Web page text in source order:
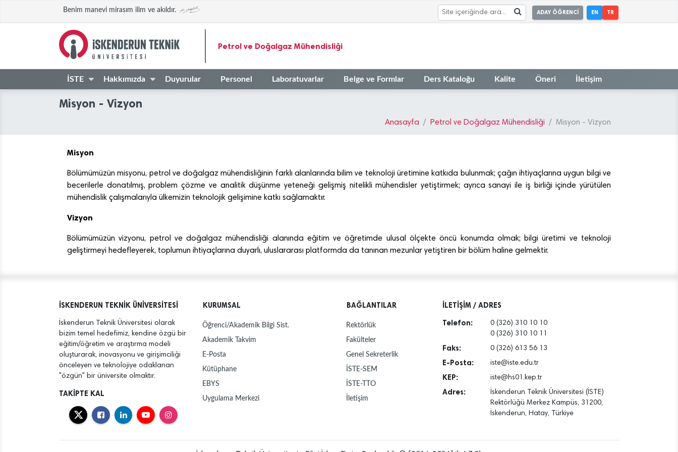
Benim manevi mirasım ilim ve akıldır. ADAY ÖĞRENCİ EN TR
Petrol ve Doğalgaz Mühendisliği
İSTE Hakkımızda Duyurular Personel Laboratuvarlar Belge ve Formlar Ders Kataloğu Kalite Öneri İletişim
Misyon - Vizyon
Anasayfa Petrol ve Doğalgaz Mühendisliği Misyon - Vizyon
Misyon
Bölümümüzün misyonu, petrol ve doğalgaz mühendisliğinin farklı alanlarında bilim ve teknoloji üretimine katkıda bulunmak; çağın ihtiyaçlarına uygun bilgi ve
becerilerle donatılmış, problem çözme ve analitik düşünme yeteneği gelişmiş nitelikli mühendisler yetiştirmek; ayrıca sanayi ile iş birliği içinde yürütülen
mühendislik çalışmalarıyla ülkemizin teknolojik gelişimine katkı sağlamaktır.
Vizyon
Bölümümüzün vizyonu, petrol ve doğalgaz mühendisliği alanında eğitim ve öğretimde ulusal ölçekte öncü konumda olmak; bilgi üretimi ve teknoloji
geliştirmeyi hedefleyerek, toplumun ihtiyaçlarına duyarlı, uluslararası platformda da tanınan mezunlar yetiştiren bir bölüm haline gelmektir.
İSKENDERUN TEKNİK ÜNİVERSİTESİ
İskenderun Teknik Üniversitesi olarak
bizim temel hedefimiz, kendine özgü bir
eğitim/öğretim ve araştırma modeli
oluşturarak, inovasyonu ve girişimciliği
önceleyen ve teknolojiye odaklanan
"özgün" bir üniversite olmaktır.
TAKİPTE KAL
KURUMSAL
Öğrenci/Akademik Bilgi Sist.
Akademik Takvim
E-Posta
Kütüphane
EBYS
Uygulama Merkezi
BAĞLANTILAR
Rektörlük
Fakülteler
Genel Sekreterlik
İSTE-SEM
İSTE-TTO
İletişim
İLETİŞİM / ADRES
Telefon:
0 (326) 310 10 10
0 (326) 310 10 11
Faks: 0 (326) 613 56 13
E-Posta: iste@iste.edu.tr
KEP: iste@hs01.kep.tr
Adres:
İskenderun Teknik Üniversitesi (İSTE)
Rektörlüğü Merkez Kampüs, 31200,
İskenderun, Hatay, Türkiye